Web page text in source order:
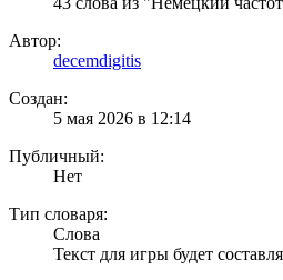
Автор:
decemdigitis
Создан:
5 мая 2026 в 12:14
Публичный:
Нет
Тип словаря:
Слова
Текст для игры будет